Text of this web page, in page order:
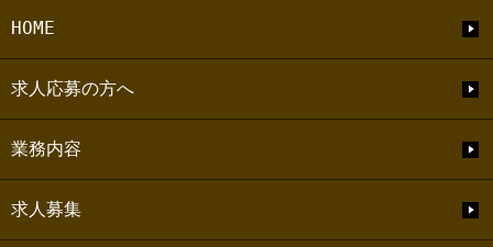
HOME
求人応募の方へ
業務内容
求人募集